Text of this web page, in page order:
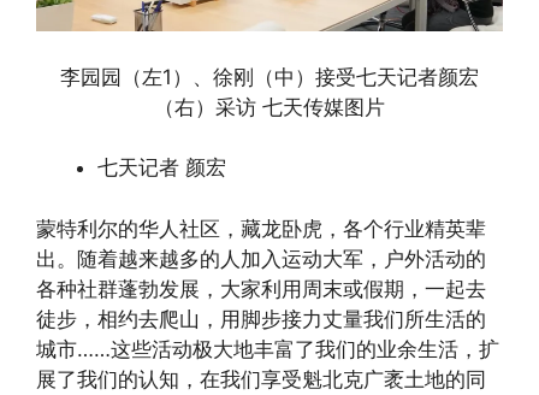
李园园（左1）、徐刚（中）接受七天记者颜宏
（右）采访 七天传媒图片
七天记者 颜宏
蒙特利尔的华人社区，藏龙卧虎，各个行业精英辈
出。随着越来越多的人加入运动大军，户外活动的
各种社群蓬勃发展，大家利用周末或假期，一起去
徒步，相约去爬山，用脚步接力丈量我们所生活的
城市……这些活动极大地丰富了我们的业余生活，扩
展了我们的认知，在我们享受魁北克广袤土地的同